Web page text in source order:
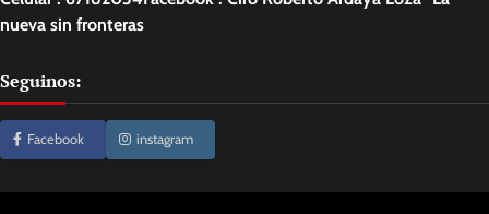
nueva sin fronteras
Seguinos:
Facebook instagram